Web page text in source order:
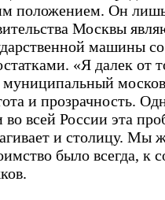
положением. Он
Москвы
машины
«Я далек от
и прозрачность.
во всей России эта
и столицу. Мы
было всегда,